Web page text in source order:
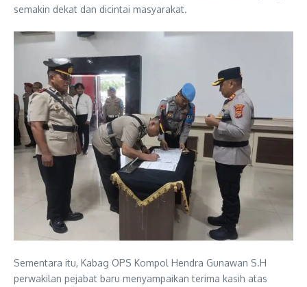
semakin dekat dan dicintai masyarakat.
Sementara itu, Kabag OPS Kompol Hendra Gunawan S.H
perwakilan pejabat baru menyampaikan terima kasih atas